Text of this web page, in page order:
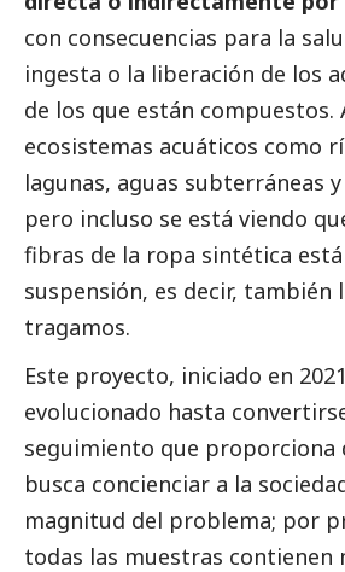
con consecuencias para la
ingesta o la liberación de los
de los que están compuestos.
ecosistemas acuáticos como
lagunas, aguas subterráneas
pero incluso se está viendo
fibras de la ropa sintética
suspensión, es decir, también
tragamos.
Este proyecto, iniciado en
evolucionado hasta
seguimiento que proporciona
busca concienciar a la
magnitud del problema; por
todas las muestras contienen